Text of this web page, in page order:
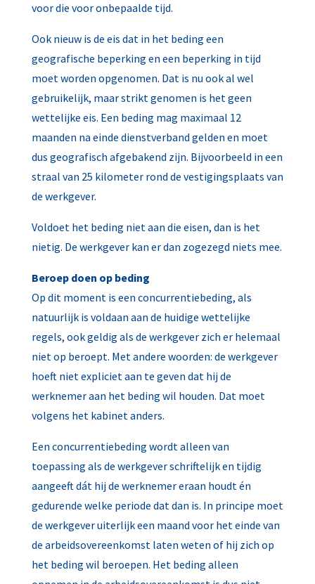
voor die voor onbepaalde tijd.
Ook nieuw is de eis dat in het beding een
geografische beperking en een beperking in tijd
moet worden opgenomen. Dat is nu ook al wel
gebruikelijk, maar strikt genomen is het geen
wettelijke eis. Een beding mag maximaal 12
maanden na einde dienstverband gelden en moet
dus geografisch afgebakend zijn. Bijvoorbeeld in een
straal van 25 kilometer rond de vestigingsplaats van
de werkgever.
Voldoet het beding niet aan die eisen, dan is het
nietig. De werkgever kan er dan zogezegd niets mee.
Beroep doen op beding
Op dit moment is een concurrentiebeding, als
natuurlijk is voldaan aan de huidige wettelijke
regels, ook geldig als de werkgever zich er helemaal
niet op beroept. Met andere woorden: de werkgever
hoeft niet expliciet aan te geven dat hij de
werknemer aan het beding wil houden. Dat moet
volgens het kabinet anders.
Een concurrentiebeding wordt alleen van
toepassing als de werkgever schriftelijk en tijdig
aangeeft dát hij de werknemer eraan houdt én
gedurende welke periode dat dan is. In principe moet
de werkgever uiterlijk een maand voor het einde van
de arbeidsovereenkomst laten weten of hij zich op
het beding wil beroepen. Het beding alleen